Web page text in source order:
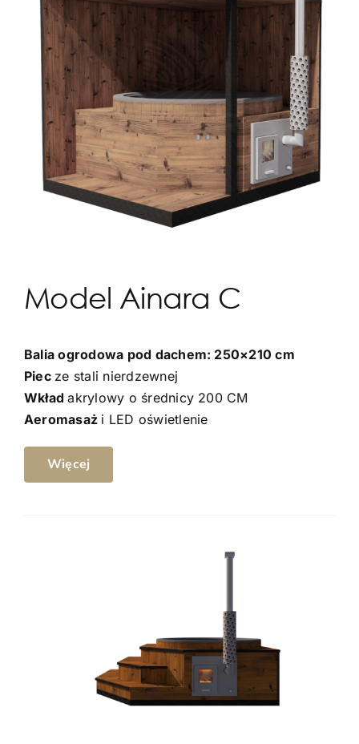
Model Ainara C
Balia ogrodowa pod dachem: 250×210 cm
Piec ze stali nierdzewnej
Wkładakrylowy o średnicy 200 CM
Aeromasaż i LED oświetlenie
Więcej